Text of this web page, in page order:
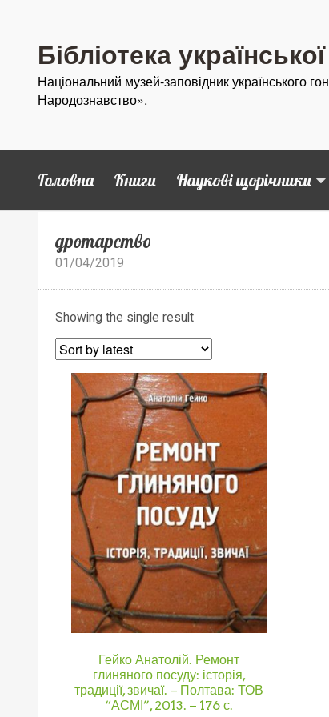
Бібліотека
Національний музей-заповідник українського
Народознавство».
Головна Книги Наукові щорічники
дротарство
01/04/2019
Showing the single result
Гейко Анатолій. Ремонт
глиняного посуду: історія,
традиції, звичаї. – Полтава: ТОВ
“АСМІ”, 2013. – 176 с.